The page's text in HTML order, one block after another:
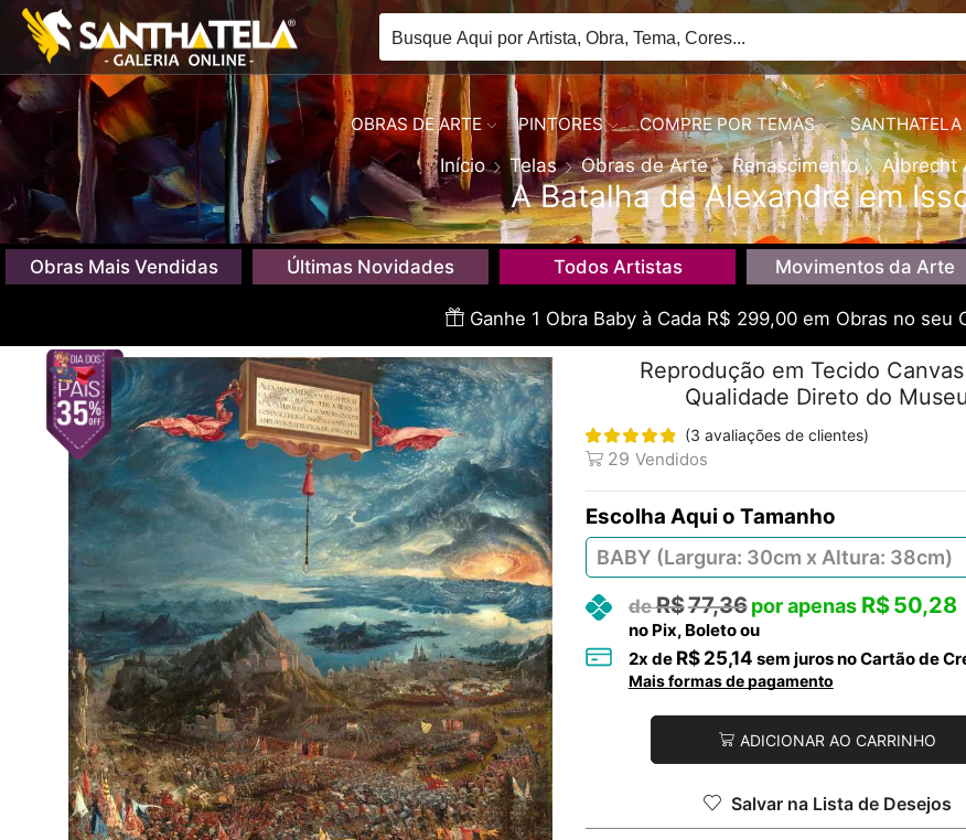
OBRAS DE ARTE PINTORES COMPRE POR TEMAS SANTHATELA
Início Telas Obras de Arte Renascimento Albrecht
A Batalha de Alexandre em
Obras Mais Vendidas Últimas Novidades Todos Artistas Movimentos da Arte
Ganhe 1 Obra Baby à Cada R$ 299,00 em Obras no seu
Reprodução em Tecido
Qualidade Direto do Museu
(3 avaliações de clientes)
29 Vendidos
Tamanho
R$77,36 R$50,28
no Pix, Boleto ou
2x de R$ 25,14 sem juros no Cartão de
Mais formas de pagamento
ADICIONAR AO CARRINHO
Salvar na Lista de Desejos